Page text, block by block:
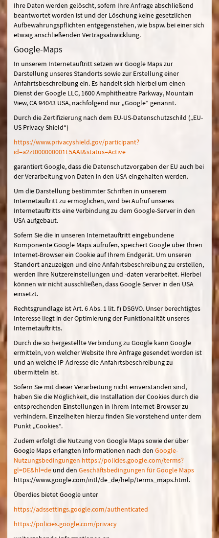
Ihre Daten werden gelöscht, sofern Ihre Anfrage abschließend
beantwortet worden ist und der Löschung keine gesetzlichen
Aufbewahrungspflichten entgegenstehen, wie bspw. bei einer sich
etwaig anschließenden Vertragsabwicklung.
Google-Maps
In unserem Internetauftritt setzen wir Google Maps zur
Darstellung unseres Standorts sowie zur Erstellung einer
Anfahrtsbeschreibung ein. Es handelt sich hierbei um einen
Dienst der Google LLC, 1600 Amphitheatre Parkway, Mountain
View, CA 94043 USA, nachfolgend nur „Google“ genannt.
Durch die Zertifizierung nach dem EU-US-Datenschutzschild („EU-
US Privacy Shield“)
https://www.privacyshield.gov/participant?
id=a2zt000000001L5AAI&status=Active
garantiert Google, dass die Datenschutzvorgaben der EU auch bei
der Verarbeitung von Daten in den USA eingehalten werden.
Um die Darstellung bestimmter Schriften in unserem
Internetauftritt zu ermöglichen, wird bei Aufruf unseres
Internetauftritts eine Verbindung zu dem Google-Server in den
USA aufgebaut.
Sofern Sie die in unseren Internetauftritt eingebundene
Komponente Google Maps aufrufen, speichert Google über Ihren
Internet-Browser ein Cookie auf Ihrem Endgerät. Um unseren
Standort anzuzeigen und eine Anfahrtsbeschreibung zu erstellen,
werden Ihre Nutzereinstellungen und -daten verarbeitet. Hierbei
können wir nicht ausschließen, dass Google Server in den USA
einsetzt.
Rechtsgrundlage ist Art. 6 Abs. 1 lit. f) DSGVO. Unser berechtigtes
Interesse liegt in der Optimierung der Funktionalität unseres
Internetauftritts.
Durch die so hergestellte Verbindung zu Google kann Google
ermitteln, von welcher Website Ihre Anfrage gesendet worden ist
und an welche IP-Adresse die Anfahrtsbeschreibung zu
übermitteln ist.
Sofern Sie mit dieser Verarbeitung nicht einverstanden sind,
haben Sie die Möglichkeit, die Installation der Cookies durch die
entsprechenden Einstellungen in Ihrem Internet-Browser zu
verhindern. Einzelheiten hierzu finden Sie vorstehend unter dem
Punkt „Cookies“.
Zudem erfolgt die Nutzung von Google Maps sowie der über
Google Maps erlangten Informationen nach den Google-
Nutzungsbedingungen https://policies.google.com/terms?
gl=DE&hl=de und den Geschäftsbedingungen für Google Maps
https://www.google.com/intl/de_de/help/terms_maps.html.
Überdies bietet Google unter
https://adssettings.google.com/authenticated
https://policies.google.com/privacy